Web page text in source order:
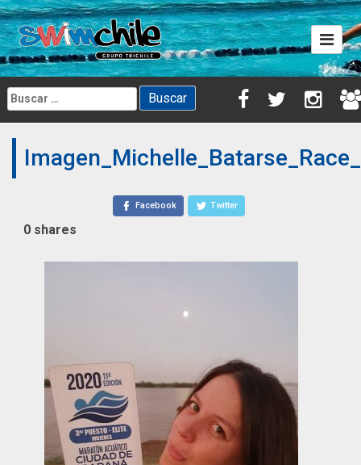
Skip
to
content
Buscar:
Facebook Twitter
0 shares